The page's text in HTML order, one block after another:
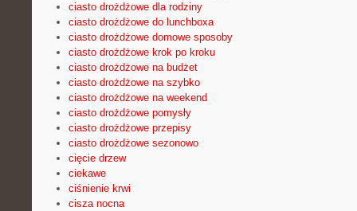
ciasto drożdżowe dla rodziny
ciasto drożdżowe do lunchboxa
ciasto drożdżowe domowe sposoby
ciasto drożdżowe krok po kroku
ciasto drożdżowe na budżet
ciasto drożdżowe na szybko
ciasto drożdżowe na weekend
ciasto drożdżowe pomysły
ciasto drożdżowe przepisy
ciasto drożdżowe sezonowo
cięcie drzew
ciekawe
ciśnienie krwi
cisza nocna